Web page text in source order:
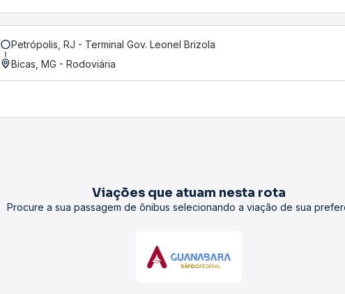
Petrópolis, RJ - Terminal Gov. Leonel Brizola
Bicas, MG - Rodoviária
Viações que atuam nesta rota
Procure a sua passagem de ônibus selecionando a viação de sua